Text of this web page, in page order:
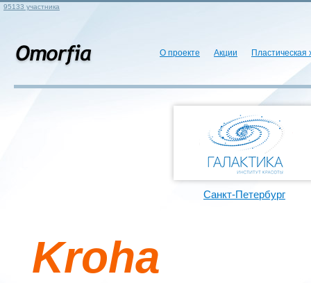
95133 участника
О проекте Акции Пластическая
Санкт-Петербург
Kroha